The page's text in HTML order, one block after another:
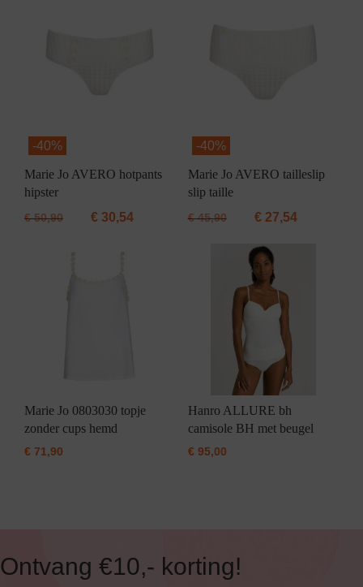
-40%
Marie Jo AVERO hotpants
hipster
€50,90 € 30,54
-40%
Marie Jo AVERO tailleslip
slip taille
€45,90 €27,54
Marie Jo 0803030 topje
zonder cups hemd
€ 71,90
Hanro ALLURE bh
camisole BH met beugel
€95,00
Ontvang €10,- korting!